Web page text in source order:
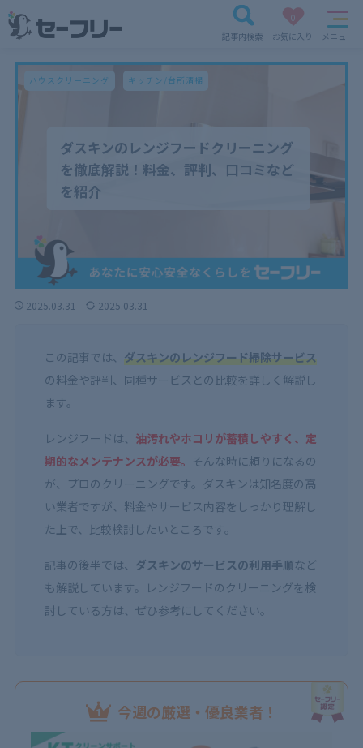
記事内検索
0
お気に入り
メニュー
ダスキンのレンジフードクリーニング
を徹底解説！料金、評判、口コミなど
を紹介
ハウスクリーニング キッチン/台所清掃
2025.03.31 2025.03.31
この記事では、 ダスキンのレンジフード掃除サービス
の料金や評判、同種サービスとの比較を詳しく解説し
ます。
レンジフードは、 油汚れやホコリが蓄積しやすく、定
期的なメンテナンスが必要。 ​そんな時に頼りになるの
が、プロのクリーニングです。ダスキンは知名度の高
い業者ですが、料金やサービス内容をしっかり理解し
た上で、比較検討したいところです。
記事の後半では、 ダスキンのサービスの利用手順など
も解説しています。​​レンジフードのクリーニングを検
討している方は、ぜひ参考にしてください。
今週の厳選・優良業者！